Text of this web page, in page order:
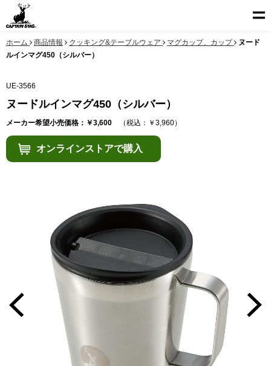
ホーム 商品情報 クッキング&テーブルウェア マグカップ、カップ
ヌード
ルインマグ450（シルバー）
UE-3566
ヌードルインマグ450（シルバー）
メーカー希望小売価格：￥3,600 （税込：￥3,960）
オンラインストアで購入